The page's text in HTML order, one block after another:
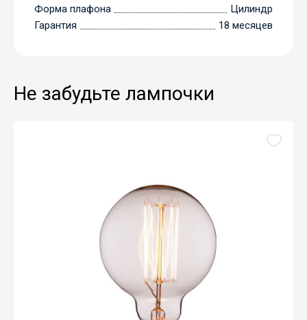
Форма плафона
Цилиндр
Гарантия
18 месяцев
Не забудьте лампочки